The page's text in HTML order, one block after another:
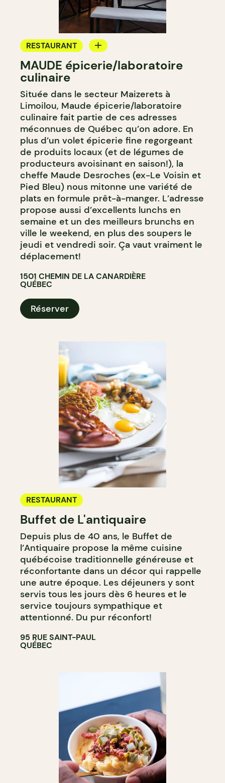
RESTAURANT
ÉPICERIE / DEP
COMPTOIR
MAUDE épicerie/laboratoire
culinaire
Située dans le secteur Maizerets à
Limoilou, Maude épicerie/laboratoire
culinaire fait partie de ces adresses
méconnues de Québec qu’on adore. En
plus d’un volet épicerie fine regorgeant
de produits locaux (et de légumes de
producteurs avoisinant en saison!), la
cheffe Maude Desroches (ex-Le Voisin et
Pied Bleu) nous mitonne une variété de
plats en formule prêt-à-manger. L’adresse
propose aussi d’excellents lunchs en
semaine et un des meilleurs brunchs en
ville le weekend, en plus des soupers le
jeudi et vendredi soir. Ça vaut vraiment le
déplacement!
1501 CHEMIN DE LA CANARDIÈRE
QUÉBEC
Réserver
RESTAURANT
Buffet de L'antiquaire
Depuis plus de 40 ans, le Buffet de
l’Antiquaire propose la même cuisine
québécoise traditionnelle généreuse et
réconfortante dans un décor qui rappelle
une autre époque. Les déjeuners y sont
servis tous les jours dès 6 heures et le
service toujours sympathique et
attentionné. Du pur réconfort!
95 RUE SAINT-PAUL
QUÉBEC